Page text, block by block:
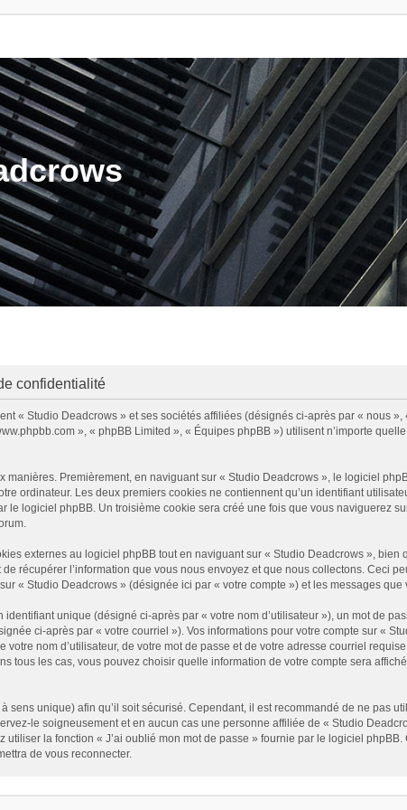
confidentialité
« Studio Deadcrows » et ses sociétés affiliées (désignés ci-après par « nous
», « phpBB Limited », « Équipes phpBB ») utilisent n’importe
manières. Premièrement, en naviguant sur « Studio Deadcrows », le logiciel
ordinateur. Les deux premiers cookies ne contiennent qu’un identifiant
le logiciel phpBB. Un troisième cookie sera créé une fois que vous naviguerez
externes au logiciel phpBB tout en naviguant sur « Studio Deadcrows »,
récupérer l’information que vous nous envoyez et que nous collectons. Ceci
« Studio Deadcrows » (désignée ici par « votre compte ») et les messages
identifiant unique (désigné ci-après par « votre nom d’utilisateur »), un mot de
ci-après par « votre courriel »). Vos informations pour votre compte sur «
votre nom d’utilisateur, de votre mot de passe et de votre adresse courriel
tous les cas, vous pouvez choisir quelle information de votre compte sera
sens unique) afin qu’il soit sécurisé. Cependant, il est recommandé de ne pas
le soigneusement et en aucun cas une personne affiliée de « Studio
utiliser la fonction « J’ai oublié mon mot de passe » fournie par le logiciel
de vous reconnecter.